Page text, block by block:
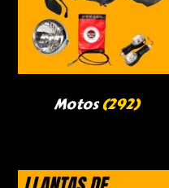
Motos(292)